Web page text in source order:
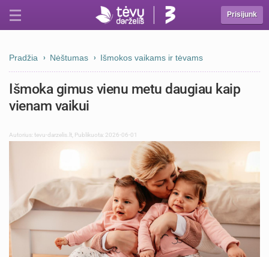
Prisijunk
Pradžia Nėštumas Išmokos vaikams ir tėvams
Išmoka gimus vienu metu daugiau kaip
vienam vaikui
Autorius:tevu-darzelis.lt Publikuota: 2026-06-01